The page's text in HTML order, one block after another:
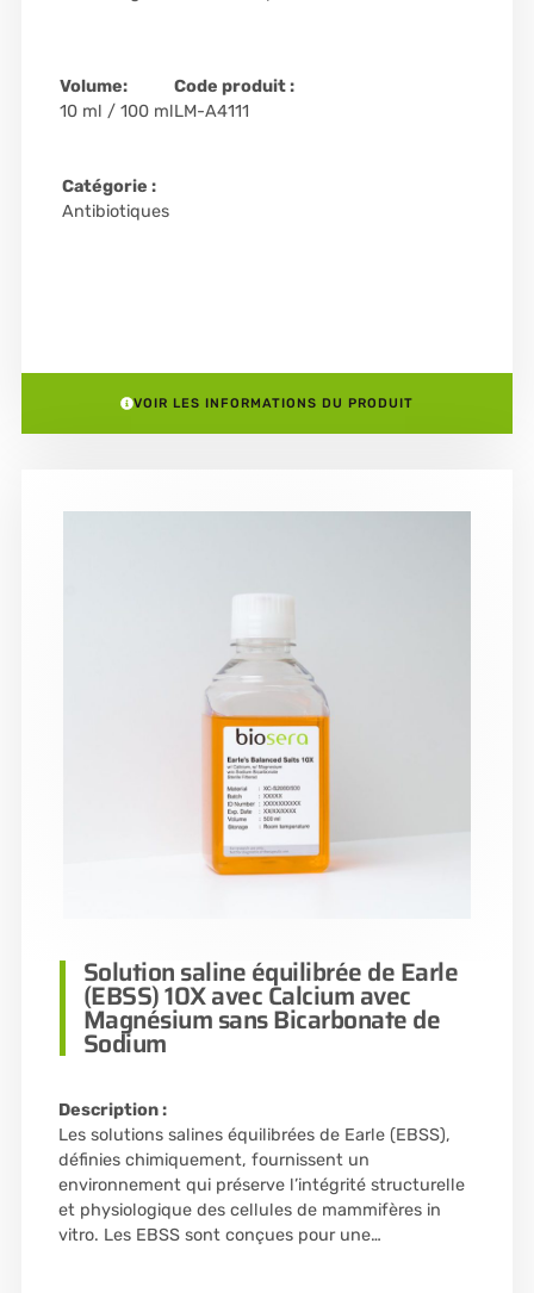
Volume:
10 ml / 100 ml
Code produit :
LM-A4111
Catégorie :
Antibiotiques
VOIR LES INFORMATIONS DU PRODUIT
Solution saline équilibrée de Earle
(EBSS) 10X avec Calcium avec
Magnésium sans Bicarbonate de
Sodium
Description :
Les solutions salines équilibrées de Earle (EBSS),
définies chimiquement, fournissent un
environnement qui préserve l’intégrité structurelle
et physiologique des cellules de mammifères in
vitro. Les EBSS sont conçues pour une…